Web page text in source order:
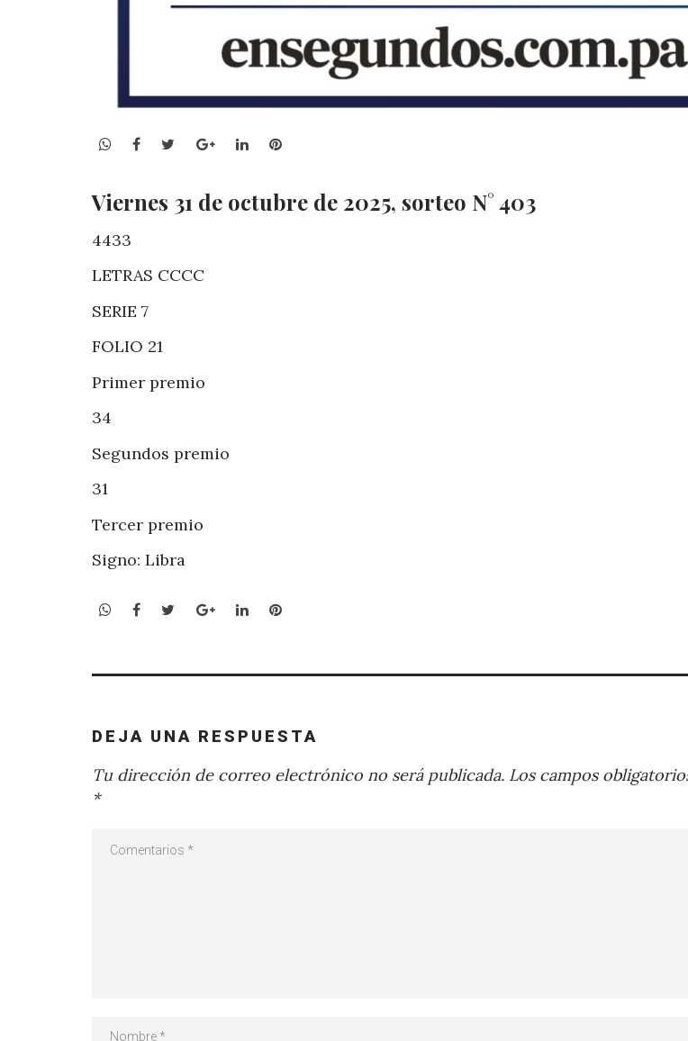
WhatsApp
Facebook
TwitterGoogle+LinkedInPinterest
Viernes 31 de octubre de 2025, sorteo N° 403
4433
LETRAS CCCC
SERIE 7
FOLIO 21
Primer premio
34
Segundos premio
31
Tercer premio
Signo: Libra
WhatsApp
Facebook
TwitterGoogle+LinkedInPinterest
DEJA UNA RESPUESTA
Tu dirección de correo electrónico no será publicada. Los campos
*